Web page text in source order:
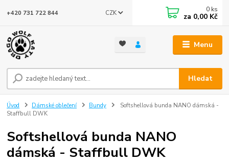
Menu
CZK
Hledat
+420 731 722 844 0 ks
za 0,00 Kč
Úvod Dámské oblečení Bundy
Softshellová bunda NANO dámská -
Staffbull DWK
Softshellová bunda NANO
dámská - Staffbull DWK